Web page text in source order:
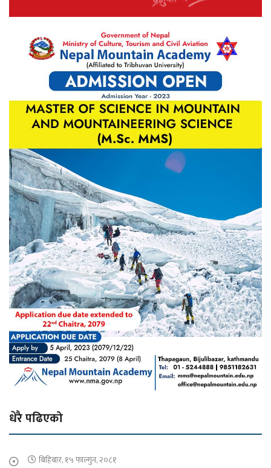
धेरै पढिएको
बिहिबार, १५ फाल्गुन, २०८१